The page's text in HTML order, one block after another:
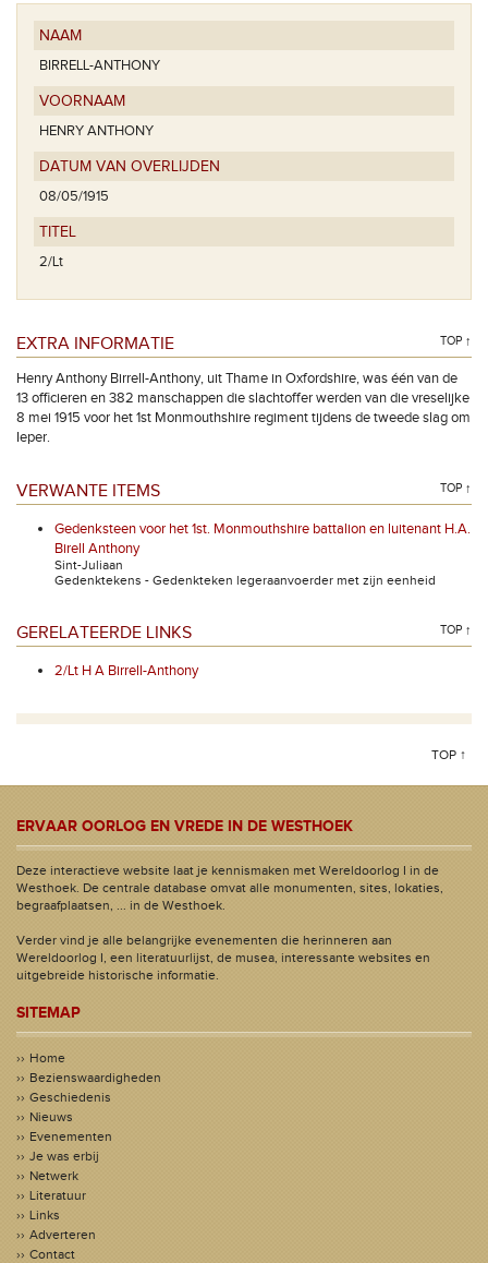
NAAM
BIRRELL-ANTHONY
VOORNAAM
HENRY ANTHONY
DATUM VAN OVERLIJDEN
08/05/1915
TITEL
2/Lt
EXTRA INFORMATIE TOP ↑
Henry Anthony Birrell-Anthony, uit Thame in Oxfordshire, was één van de
13 officieren en 382 manschappen die slachtoffer werden van die vreselijke
8 mei 1915 voor het 1st Monmouthshire regiment tijdens de tweede slag om
Ieper.
VERWANTE ITEMS TOP ↑
Gedenksteen voor het 1st. Monmouthshire battalion en luitenant H.A.
Birell Anthony
Sint-Juliaan
Gedenktekens - Gedenkteken legeraanvoerder met zijn eenheid
GERELATEERDE LINKS TOP ↑
2/Lt H A Birrell-Anthony
TOP ↑
ERVAAR OORLOG EN VREDE IN DE WESTHOEK
Deze interactieve website laat je kennismaken met Wereldoorlog I in de
Westhoek. De centrale database omvat alle monumenten, sites, lokaties,
begraafplaatsen, ... in de Westhoek.
Verder vind je alle belangrijke evenementen die herinneren aan
Wereldoorlog I, een literatuurlijst, de musea, interessante websites en
uitgebreide historische informatie.
SITEMAP
Home
Bezienswaardigheden
Geschiedenis
Nieuws
Evenementen
Je was erbij
Netwerk
Literatuur
Links
Adverteren
Contact